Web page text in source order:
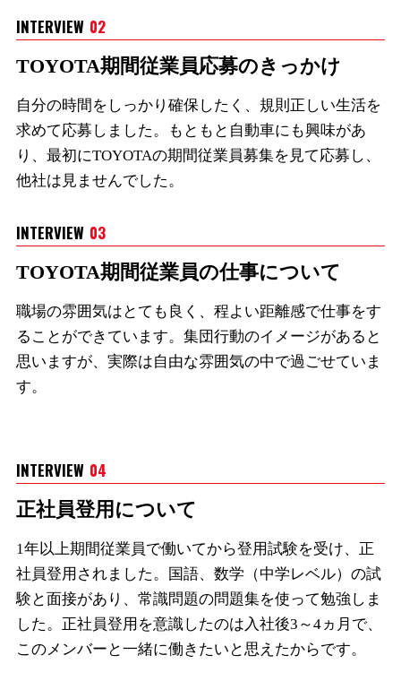
INTERVIEW 02
TOYOTA期間従業員応募のきっかけ
自分の時間をしっかり確保したく、規則正しい生活を
求めて応募しました。もともと自動車にも興味があ
り、最初にTOYOTAの期間従業員募集を見て応募し、
他社は見ませんでした。
INTERVIEW 03
TOYOTA期間従業員の仕事について
職場の雰囲気はとても良く、程よい距離感で仕事をす
ることができています。集団行動のイメージがあると
思いますが、実際は自由な雰囲気の中で過ごせていま
す。
INTERVIEW 04
正社員登用について
1年以上期間従業員で働いてから登用試験を受け、正
社員登用されました。国語、数学（中学レベル）の試
験と面接があり、常識問題の問題集を使って勉強しま
した。正社員登用を意識したのは入社後3～4ヵ月で、
このメンバーと一緒に働きたいと思えたからです。